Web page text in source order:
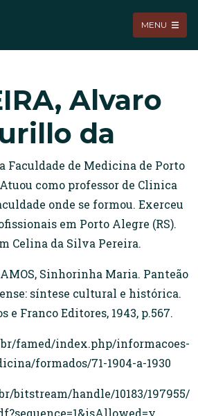
MENU
Alvaro
da
Faculdade de Medicina de Porto
como professor de Clinica
onde se formou. Exerceu
em Porto Alegre (RS).
Celina da Silva Pereira.
Sinhorinha Maria. Panteão
síntese cultural e histórica.
e Franco Editores, 1943, p.567.
famed/index.php/informacoes-
formados/71-1904-a-1930
bitstream/handle/10183/197955/